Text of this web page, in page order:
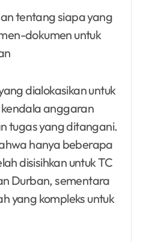
tentang siapa yang
dokumen untuk
dialokasikan untuk
anggaran
tugas yang ditangani.
hanya beberapa
disisihkan untuk TC
Durban, sementara
yang kompleks untuk